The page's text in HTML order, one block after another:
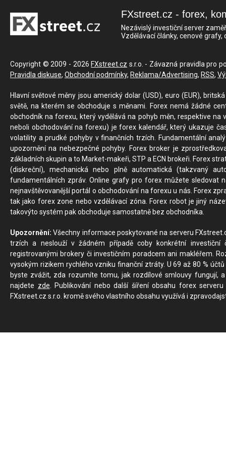
FXstreet.cz - forex,
Nezávislý investiční server
Vzdělávací články, cenové
Copyright © 2009 - 2026 FXstreet.cz s.r.o. - Závazná pravidla pro
Pravidla diskuse, Obchodní podmínky, Reklama/Advertising, RSS,
Hlavní světové měny jsou americký dolar (USD), euro (EUR),
světě, na kterém se obchoduje s měnami. Forex nemá žádné
obchodník na forexu, který vydělává na pohyb měn, respektive
neboli obchodování na forexu) je forex kalendář, který ukazuje
volatility a prudké pohyby v finančních trzích. Fundamentální
upozornění na nebezpečné pohyby. Forex broker je
základních skupin a to Market-makeři, STP a ECN brokeři. Forex
(diskreční), mechanická nebo plně automatická (takzvaný
fundamentálních zpráv. Online grafy pro forex můžete sledovat
nejnavštěvovanější portál o obchodování na forexu u nás. Forex
tak jako forex zone nebo vzdělávací zóna. Forex robot je jiný
takovýto systém pak obchoduje samostatně bez obchodníka.
Upozornění: Všechny informace poskytované na serveru
trzích a neslouží v žádném případě coby konkrétní investiční
registrovanými brokery či investičním poradcem ani makléřem.
vysokým rizikem rychlého vzniku finanční ztráty. U 69 až 80 %
byste zvážit, zda rozumíte tomu, jak rozdílové smlouvy fungují,
najdete zde . Publikování nebo další šíření obsahu forex
FXstreet.cz s.r.o. kromě svého vlastního obsahu využívá i